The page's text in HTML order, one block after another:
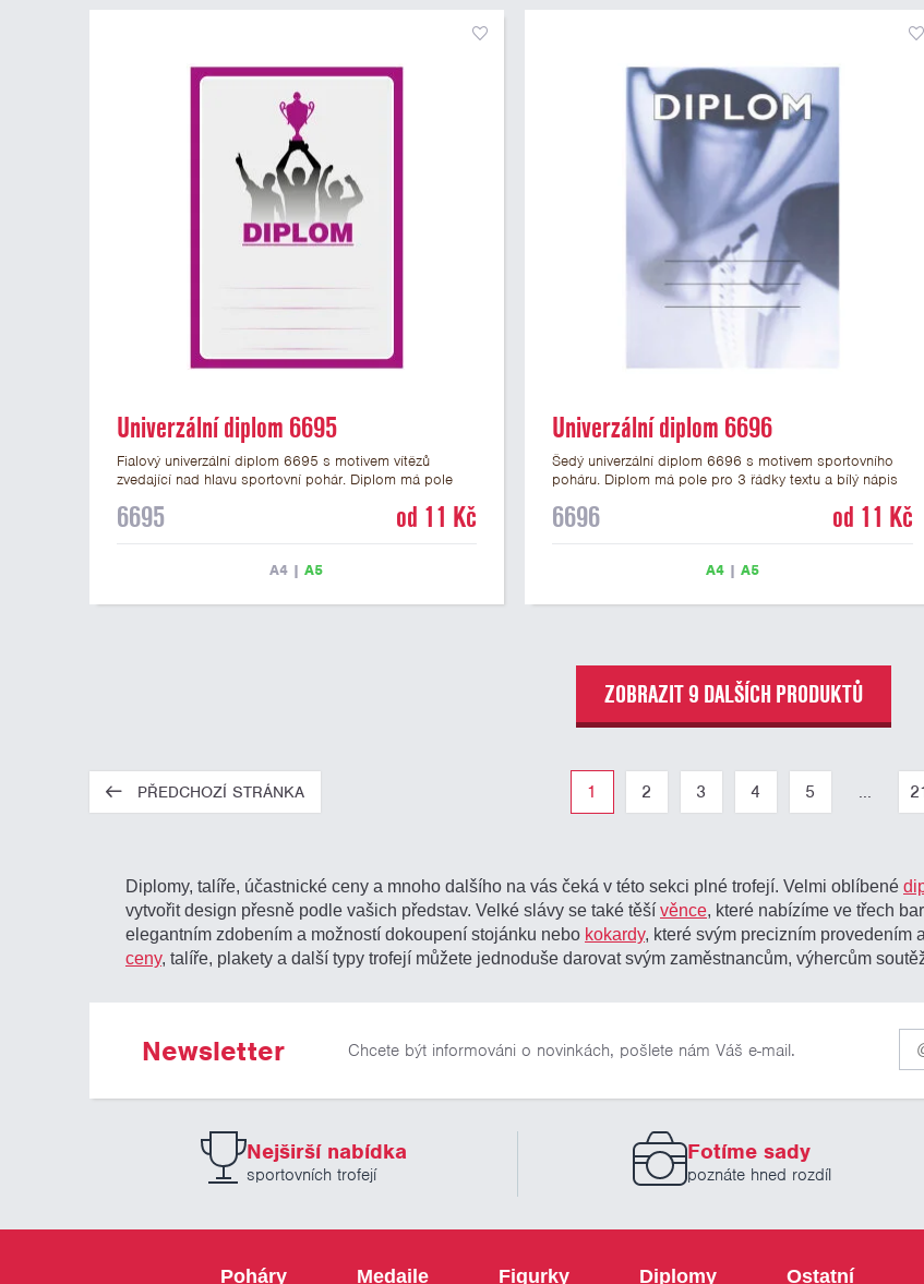
Univerzální diplom 6695
Fialový univerzální diplom 6695 s motivem vítězů
zvedající nad hlavu sportovní pohár. Diplom má pole
diplom 6695 máme ve formátu A4 a A5. Tento
sportovní pohár. Papírový diplom s univerzálním
6695 od 11 Kč
A4 |A5
Univerzální diplom 6696
Šedý univerzální diplom 6696 s motivem sportovního
poháru. Diplom má pole pro 3 řádky textu a bílý nápis
a A5. Tento univerzální diplom je vhodný pro většinu
motivem sportovního poháru má gramáž 250 g/m2.
6696 od 11 Kč
A4| A5
ZOBRAZIT 9 DALŠÍCH PRODUKTŮ
PŘEDCHOZÍ STRÁNKA 1 2 3 4 5 ...
Diplomy, talíře, účastnické ceny a mnoho dalšího na vás čeká v této sekci plné trofejí. Velmi oblíbené
vytvořit design přesně podle vašich představ. Velké slávy se také těšívěnce, které nabízíme ve třech
elegantním zdobením a možností dokoupení stojánku nebo kokardy, které svým precizním provedením
ceny, talíře, plakety a další typy trofejí můžete jednoduše darovat svým zaměstnancům, výhercům
Newsletter Chcete být informováni o novinkách, pošlete nám Váš e-mail.
Pro
Nejširší nabídka
sportovních trofejí
Fotíme sady
poznáte hned rozdíl
Poháry Medaile Figurky Diplomy Ostatní